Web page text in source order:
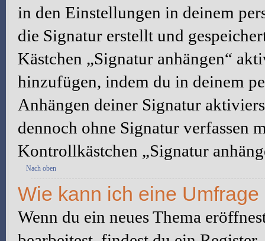
in den Einstellungen in deinem
die Signatur erstellt und
Kästchen „Signatur anhängen“
hinzufügen, indem du in deinem
Anhängen deiner Signatur
dennoch ohne Signatur verfassen
Kontrollkästchen „Signatur
Nach oben
Wie kann ich eine
Wenn du ein neues Thema